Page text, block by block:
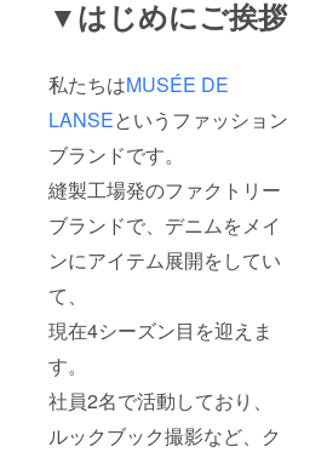
▼はじめにご挨拶
私たちはMUSÉE DE
LANSEというファッション
ブランドです。
縫製工場発のファクトリー
ブランドで、デニムをメイ
ンにアイテム展開をしてい
て、
現在4シーズン目を迎えま
す。
社員2名で活動しており、
ルックブック撮影など、ク